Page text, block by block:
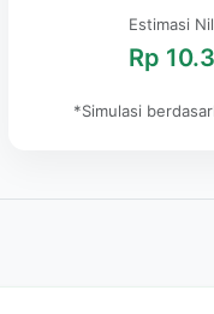
Estimasi
Rp
*Simulasi